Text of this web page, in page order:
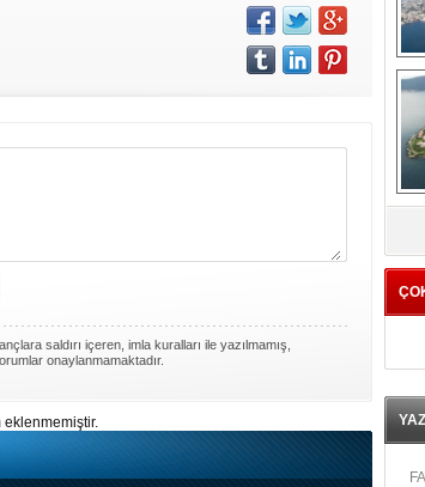
saldırı içeren, imla kuralları ile yazılmamış,
onaylanmamaktadır.
eklenmemiştir.